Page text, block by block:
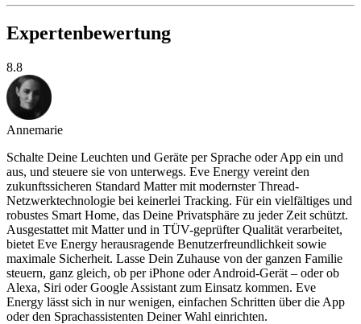
Expertenbewertung
8.8
Annemarie
Schalte Deine Leuchten und Geräte per Sprache oder App ein und
aus, und steuere sie von unterwegs. Eve Energy vereint den
zukunftssicheren Standard Matter mit modernster Thread-
Netzwerktechnologie bei keinerlei Tracking. Für ein vielfältiges und
robustes Smart Home, das Deine Privatsphäre zu jeder Zeit schützt.
Ausgestattet mit Matter und in TÜV-geprüfter Qualität verarbeitet,
bietet Eve Energy herausragende Benutzerfreundlichkeit sowie
maximale Sicherheit. Lasse Dein Zuhause von der ganzen Familie
steuern, ganz gleich, ob per iPhone oder Android-Gerät – oder ob
Alexa, Siri oder Google Assistant zum Einsatz kommen. Eve
Energy lässt sich in nur wenigen, einfachen Schritten über die App
oder den Sprachassistenten Deiner Wahl einrichten.